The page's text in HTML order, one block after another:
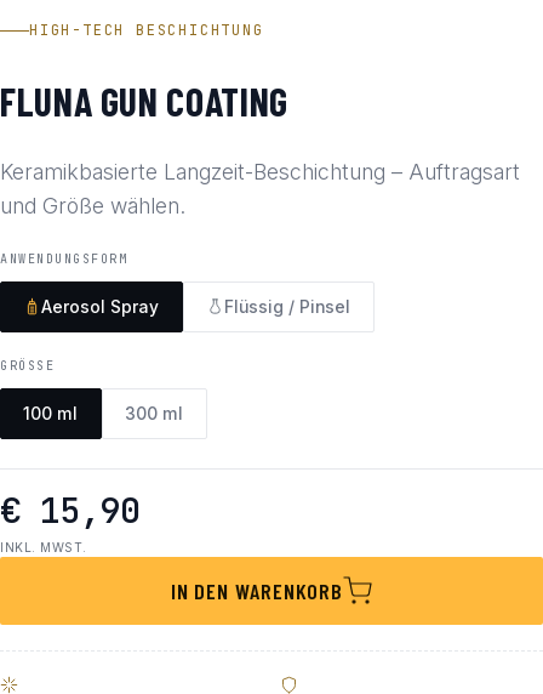
HIGH-TECH BESCHICHTUNG
FLUNA GUN COATING
Keramikbasierte Langzeit-Beschichtung – Auftragsart
und Größe wählen.
ANWENDUNGSFORM
Aerosol Spray Flüssig / Pinsel
GRÖSSE
100 ml 300 ml
€ 15,90
INKL. MWST.
IN DEN WARENKORB